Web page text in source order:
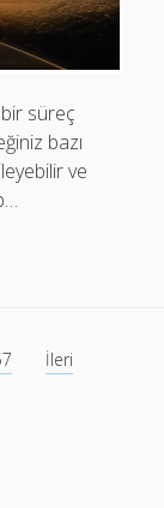
süreç
bazı
ve
İleri